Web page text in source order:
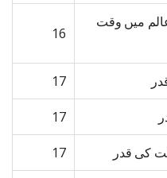
میں وقت
16
17
17
کی قدر 17